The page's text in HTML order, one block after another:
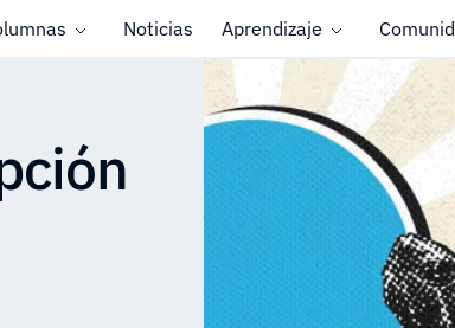
Noticias Aprendizaje